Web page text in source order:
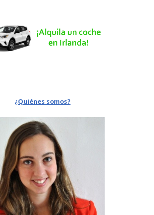
¿Quiénes somos?